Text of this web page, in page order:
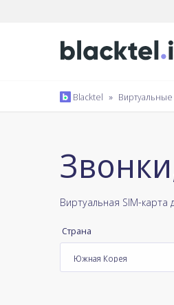
Blacktel »
Виртуальная SIM-
Страна